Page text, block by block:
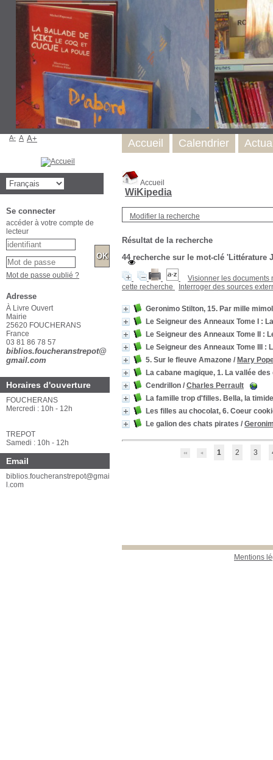
Accueil
WiKipedia
Modifier la recherche
Résultat de la recherche
44recherche sur le mot-clé 'Littérature
Visionner les documents
cette recherche
Interroger des sources
Geronimo Stilton, 15. Par mille
Le Seigneur des Anneaux Tome I :
Le Seigneur des Anneaux Tome II :
Le Seigneur des Anneaux Tome III :
5. Sur le fleuve Amazone / Mary
La cabane magique, 1. La vallée
Cendrillon / Charles Perrault
La famille trop d'filles. Bella, la
Les filles au chocolat, 6. Coeur
Le galion des chats pirates /
1 2 3
Mentions
Accueil Calendrier
A- A A+
Se connecter
accéder à votre compte de
lecteur
Mot de passe oublié ?
Adresse
À Livre Ouvert
Mairie
25620 FOUCHERANS
France
03 81 86 78 57
biblios.foucheranstrepot@
gmail.com
Horaires d'ouverture
FOUCHERANS
Mercredi : 10h - 12h
TREPOT
Samedi : 10h - 12h
Email
biblios.foucheranstrepot@gmai
l.com